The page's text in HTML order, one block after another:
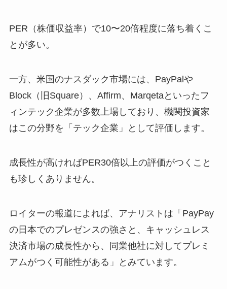
PER（株価収益率）で10〜20倍程度に落ち着くこ
とが多い。
一方、米国のナスダック市場には、PayPalや
Block（旧Square）、Affirm、Marqetaといったフ
ィンテック企業が多数上場しており、機関投資家
はこの分野を「テック企業」として評価します。
成長性が高ければPER30倍以上の評価がつくこと
も珍しくありません。
ロイターの報道によれば、アナリストは「PayPay
の日本でのプレゼンスの強さと、キャッシュレス
決済市場の成長性から、同業他社に対してプレミ
アムがつく可能性がある」とみています。